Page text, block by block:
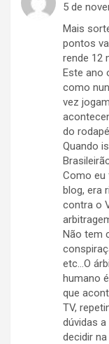
5 de
Mais
pontos
rende 12
Este ano
como
vez
do
Quando
Como eu
blog, era
contra o
Não tem
etc…O
humano
que
TV,
dúvidas
decidir